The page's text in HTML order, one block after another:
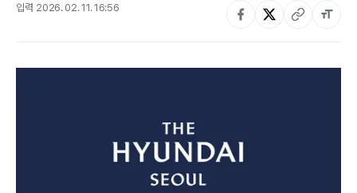
입력 2026. 02. 11. 16:56